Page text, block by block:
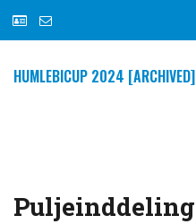
HUMLEBICUP 2024 [ARCHIVED]
Puljeinddeling